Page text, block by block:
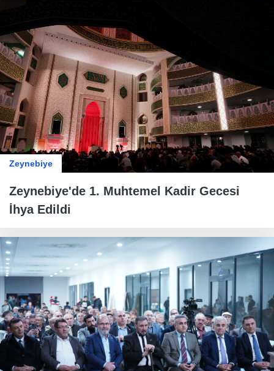
Zeynebiye
Zeynebiye'de 1. Muhtemel Kadir Gecesi
İhya Edildi